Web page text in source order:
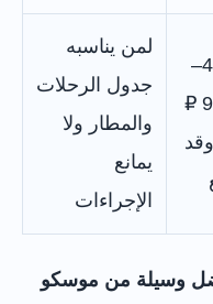
4,000–
9,000 ₽
وقد
لمن يناسبه
جدول الرحلات
والمطار ولا
يمانع
الإجراءات
وسيلة من موسكو